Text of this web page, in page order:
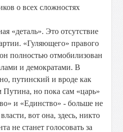
о всех сложностях
«деталь». Это отсутствие
«Гуляющего» правого
полностью отмобилизован
и демократами. В
путинский и вроде как
но пока сам «царь»
и «Единство» - больше не
вот она, здесь, никто
не станет голосовать за